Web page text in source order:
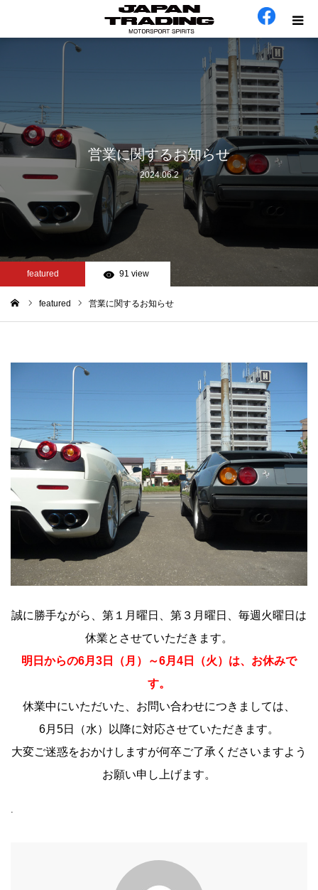
営業に関するお知らせ
2024.06.2
featured 91 view
featured 営業に関するお知らせ
誠に勝手ながら、第１月曜日、第３月曜日、毎週火曜日は
休業とさせていただきます。
明日からの6月3日（月）～6月4日（火）は、お休みで
す。
休業中にいただいた、お問い合わせにつきましては、
6月5日（水）以降に対応させていただきます。
大変ご迷惑をおかけしますが何卒ご了承くださいますよう
お願い申し上げます。
会社概要
カテゴリー
工場日誌
お問い合わせ